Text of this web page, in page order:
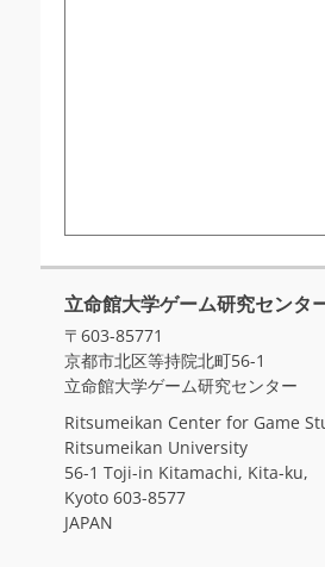
立命館大学ゲーム研究センタ
〒603-85771
京都市北区等持院北町56-1
立命館大学ゲーム研究センター
Ritsumeikan Center for Game
Ritsumeikan University
56-1 Toji-in Kitamachi, Kita-ku,
Kyoto 603-8577
JAPAN